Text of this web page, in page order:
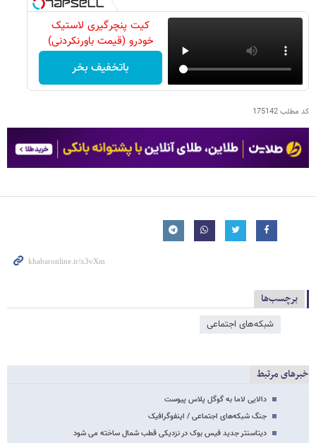
کیت پنچرگیری لاستیک
خودرو (قیمت باورنکردنی)
باتخفیف بخر
کد مطلب175142
برچسب‌ها
شبکه‌‌های اجتماعی
خبرهای مرتبط
دالایی لاما به گوگل پلاس پیوست
جنگ شبکه‌های اجتماعی / اینفوگرافیک
دیتاسنتر جدید فیس بوک در نزدیکی قطب شمال ساخته می شود